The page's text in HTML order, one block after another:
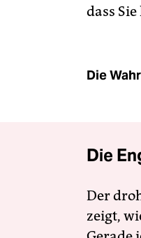
dass
Die
Die
Der
zeigt,